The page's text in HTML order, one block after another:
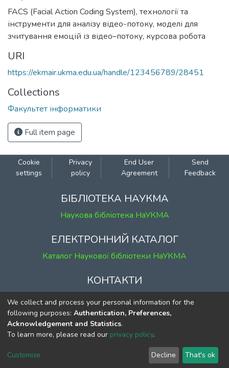
FACS (Facial Action Coding System), технології та
інструменти для аналізу відео-потоку, моделі для
зчитування емоцій із відео–потоку, курсова робота
URI
https://ekmair.ukma.edu.ua/handle/123456789/28451
Collections
Факультет інформатики
Full item page
Cookie
settings
Privacy
policy
End User
Agreement
Send
Feedback
БІБЛІОТЕКА НАУКМА
Наукова бібліотека НаУКМА
ЕЛЕКТРОННИЙ КАТАЛОГ
Каталог Наукової бібліотеки НаУКМА
КОНТАКТИ
м. Київ, вул. Григорія Сковороди, 2
к. 1, к. 120
тел. (044) 463-69-31
ekmair@ukma.edu.ua
We collect and process your personal information for the
following purposes: Authentication, Preferences,
Acknowledgement and Statistics.
To learn more, please read our privacy policy.
Customize Decline That's ok